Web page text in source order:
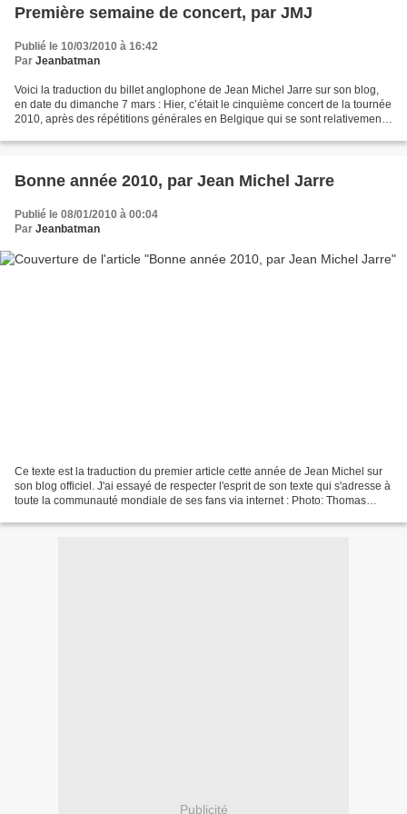
Première semaine de concert, par JMJ
Publié le 10/03/2010 à 16:42
Par Jeanbatman
Voici la traduction du billet anglophone de Jean Michel Jarre sur son blog,
en date du dimanche 7 mars : Hier, c’était le cinquième concert de la tournée
2010, après des répétitions générales en Belgique qui se sont relativement
Bonne année 2010, par Jean Michel Jarre
Publié le 08/01/2010 à 00:04
Par Jeanbatman
Ce texte est la traduction du premier article cette année de Jean Michel sur
son blog officiel. J'ai essayé de respecter l'esprit de son texte qui s'adresse à
toute la communauté mondiale de ses fans via internet : Photo: Thomas
Publicité